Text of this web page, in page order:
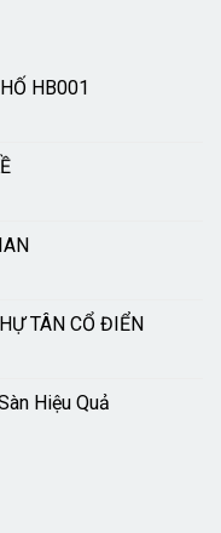
HB001
TÂN CỔ ĐIỂN
Hiệu Quả